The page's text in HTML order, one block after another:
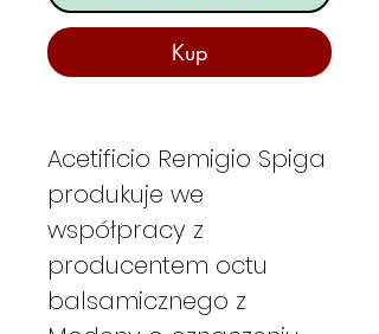
Kup
Acetificio Remigio Spiga
produkuje we
współpracy z
producentem octu
balsamicznego z